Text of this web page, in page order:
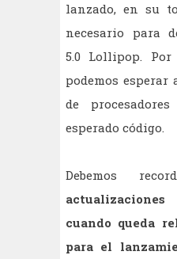
lanzado, en su
necesario para
5.0 Lollipop.
podemos
de
esperado código.
Debemos
cuando queda
para el